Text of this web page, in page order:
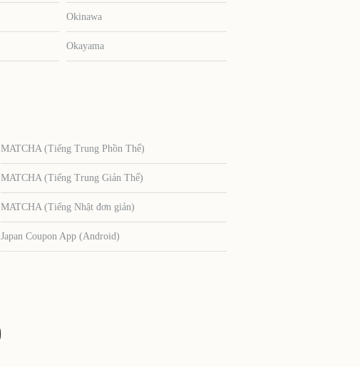
Okinawa
Okayama
MATCHA (Tiếng Trung Phồn Thể)
MATCHA (Tiếng Trung Giản Thể)
MATCHA (Tiếng Nhật đơn giản)
Japan Coupon App (Android)